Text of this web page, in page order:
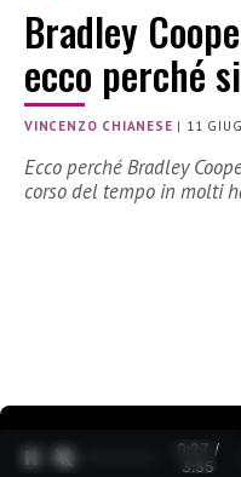
Bradley
ecco perché
VINCENZO CHIANESE | 11
Ecco perché Bradley
corso del tempo in molti
0:28 /
3:35